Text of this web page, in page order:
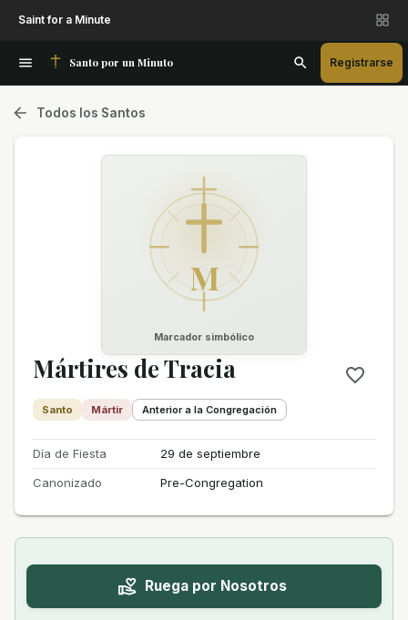
Saint for a Minute
Santo por un Minuto Registrarse
Todos los Santos
M
Marcador simbólico
Mártires de Tracia
Santo Mártir Anterior a la Congregación
Día de Fiesta
29 de septiembre
Canonizado
Pre-Congregation
Ruega por Nosotros